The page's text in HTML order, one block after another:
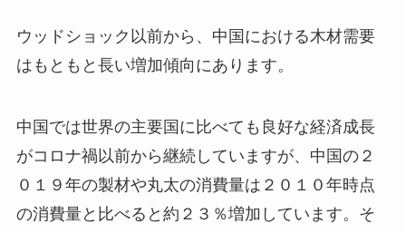
ウッドショック以前から、中国における木材需要
はもともと長い増加傾向にあります。
中国では世界の主要国に比べても良好な経済成長
がコロナ禍以前から継続していますが、中国の２
０１９年の製材や丸太の消費量は２０１０年時点
の消費量と比べると約２３％増加しています。そ